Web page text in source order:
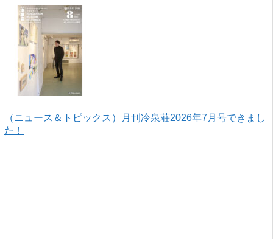
（ニュース＆トピックス）月刊冷泉荘2026年7月号できまし
た！